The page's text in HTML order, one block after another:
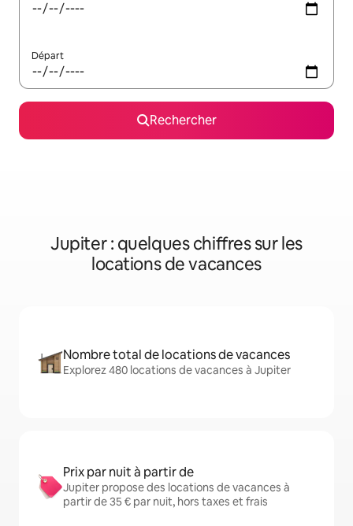
Départ
Rechercher
Jupiter : quelques chiffres sur les
locations de vacances
Nombre total de locations de vacances
Explorez 480 locations de vacances à Jupiter
Prix par nuit à partir de
Jupiter propose des locations de vacances à
partir de 35 € par nuit, hors taxes et frais